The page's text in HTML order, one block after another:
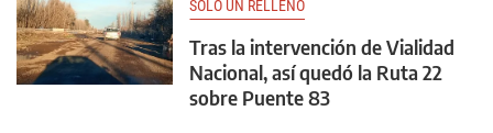
SOLO UN RELLENO
Tras la intervención de Vialidad
Nacional, así quedó la Ruta 22
sobre Puente 83